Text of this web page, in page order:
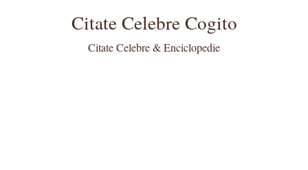
Citate Celebre Cogito
Citate Celebre & Enciclopedie